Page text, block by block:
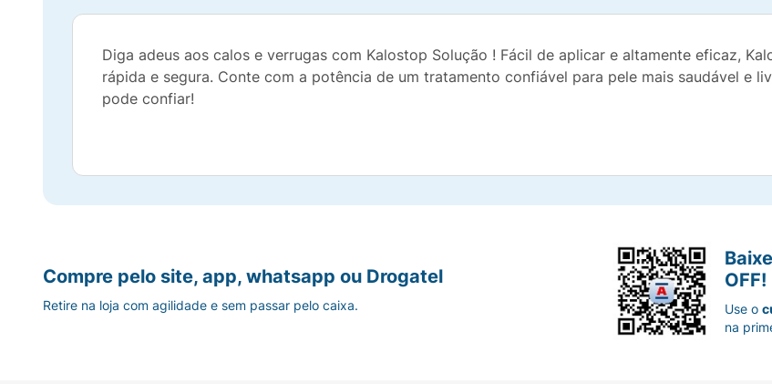
Diga adeus aos calos e verrugas com Kalostop Solução ! Fácil de aplicar e altamente eficaz,
rápida e segura. Conte com a potência de um tratamento confiável para pele mais saudável e
pode confiar!
Compre pelo site, app, whatsapp ou Drogatel
Retire na loja com agilidade e sem passar pelo caixa.
OFF!
Use o
na